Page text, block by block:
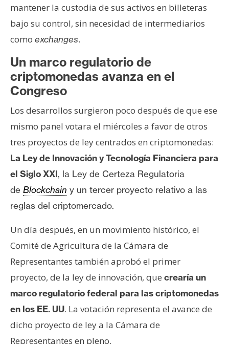
mantener la custodia de sus activos en billeteras
bajo su control, sin necesidad de intermediarios
como exchanges.
Un marco regulatorio de
criptomonedas avanza en el
Congreso
Los desarrollos surgieron poco después de que ese
mismo panel votara el miércoles a favor de otros
tres proyectos de ley centrados en criptomonedas:
La Ley de Innovación y Tecnología Financiera para
el Siglo XXI, la Ley de Certeza Regulatoria
de Blockchain y un tercer proyecto relativo a las
reglas del criptomercado.
Un día después, en un movimiento histórico, el
Comité de Agricultura de la Cámara de
Representantes también aprobó el primer
proyecto, de la ley de innovación, que crearía un
marco regulatorio federal para las criptomonedas
en los EE. UU. La votación representa el avance de
dicho proyecto de ley a la Cámara de
Representantes en pleno.